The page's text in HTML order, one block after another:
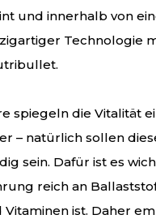
und innerhalb von
Technologie
spiegeln die Vitalität
– natürlich sollen
sein. Dafür ist es
reich an
Vitaminen ist. Daher